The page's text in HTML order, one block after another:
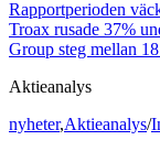
Rapportperioden
Troax rusade 37%
Group steg mellan
Aktieanalys
nyheter,Aktieanalys/